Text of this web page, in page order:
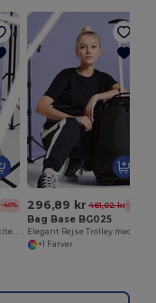
-40% 296,89 kr 461,02 kr-36%
Bag Base BG025
+1 Farver